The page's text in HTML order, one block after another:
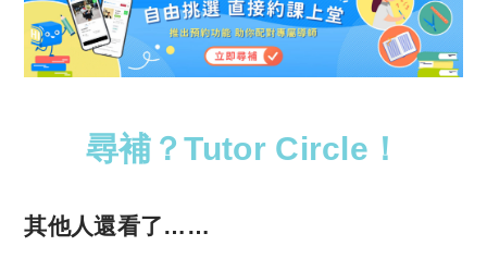
尋補？Tutor Circle！
其他人還看了……